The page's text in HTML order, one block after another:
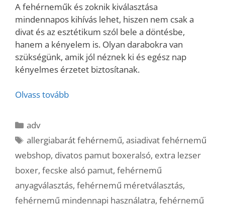
A fehérneműk és zoknik kiválasztása
mindennapos kihívás lehet, hiszen nem csak a
divat és az esztétikum szól bele a döntésbe,
hanem a kényelem is. Olyan darabokra van
szükségünk, amik jól néznek ki és egész nap
kényelmes érzetet biztosítanak.
Olvass tovább
Kategória
adv
Címkék
allergiabarát fehérnemű,asiadivat fehérnemű
webshop, divatos pamut boxeralsó, extra lezser
boxer, fecske alsó pamut, fehérnemű
anyagválasztás, fehérnemű méretválasztás,
fehérnemű mindennapi használatra, fehérnemű